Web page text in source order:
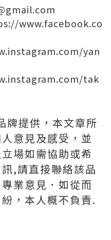
www.facebook.co
yan
tak
牌提供，本文章所
意見及感受，並
場如需協助或希
,請直接聯絡該品
業意見．如從而
，本人概不負責.